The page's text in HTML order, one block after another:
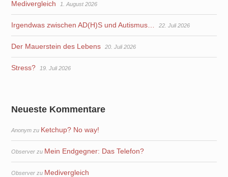
Medivergleich 1. August 2026
Irgendwas zwischen AD(H)S und Autismus… 22. Juli 2026
Der Mauerstein des Lebens 20. Juli 2026
Stress? 19. Juli 2026
Neueste Kommentare
Anonym zu Ketchup? No way!
Observer zu Mein Endgegner: Das Telefon?
Observer zu Medivergleich